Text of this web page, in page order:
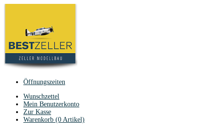
Öffnungszeiten
Wunschzettel
Mein Benutzerkonto
Zur Kasse
Warenkorb (0 Artikel)